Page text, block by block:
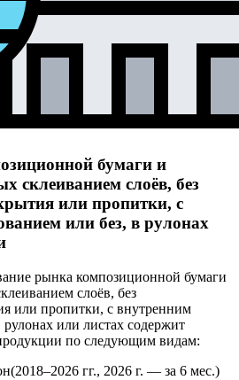
бумаги и
склеиванием слоёв, без
или пропитки, с
или без, в рулонах
рынка композиционной бумаги
слоёв, без
или пропитки, с внутренним
или листах содержит
по следующим видам:
(2018–2026 гг., 2026 г. — за 6 мес.)